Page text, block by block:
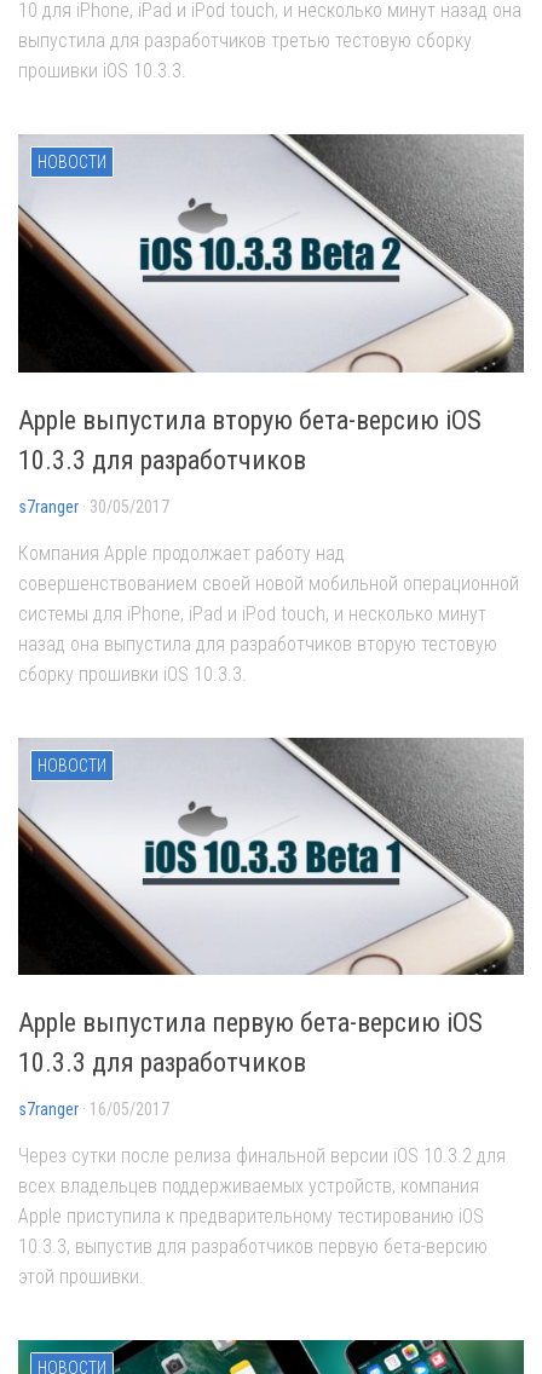
10 для iPhone, iPad и iPod touch, и несколько минут назад она
выпустила для разработчиков третью тестовую сборку
прошивки iOS 10.3.3.
НОВОСТИ
Apple выпустила вторую бета-версию iOS
10.3.3 для разработчиков
s7ranger · 30/05/2017
Компания Apple продолжает работу над
совершенствованием своей новой мобильной операционной
системы для iPhone, iPad и iPod touch, и несколько минут
назад она выпустила для разработчиков вторую тестовую
сборку прошивки iOS 10.3.3.
НОВОСТИ
Apple выпустила первую бета-версию iOS
10.3.3 для разработчиков
s7ranger · 16/05/2017
Через сутки после релиза финальной версии iOS 10.3.2 для
всех владельцев поддерживаемых устройств, компания
Apple приступила к предварительному тестированию iOS
10.3.3, выпустив для разработчиков первую бета-версию
этой прошивки.
НОВОСТИ